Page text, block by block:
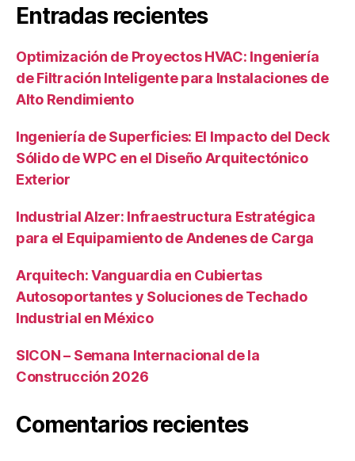
Entradas recientes
Optimización de Proyectos HVAC: Ingeniería
de Filtración Inteligente para Instalaciones de
Alto Rendimiento
Ingeniería de Superficies: El Impacto del Deck
Sólido de WPC en el Diseño Arquitectónico
Exterior
Industrial Alzer: Infraestructura Estratégica
para el Equipamiento de Andenes de Carga
Arquitech: Vanguardia en Cubiertas
Autosoportantes y Soluciones de Techado
Industrial en México
SICON – Semana Internacional de la
Construcción 2026
Comentarios recientes